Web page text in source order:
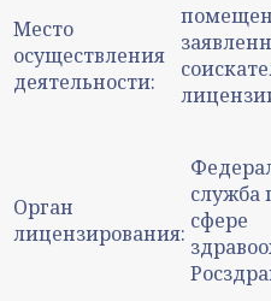
Место
осуществления
деятельности:
Орган
лицензирования:
служба
сфере